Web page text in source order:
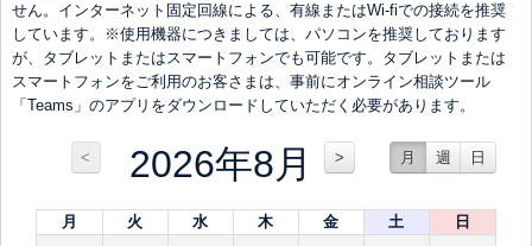
せん。インターネット固定回線による、有線またはWi-fiでの接続を推奨
しています。※使用機器につきましては、パソコンを推奨しております
が、タブレットまたはスマートフォンでも可能です。タブレットまたは
スマートフォンをご利用のお客さまは、事前にオンライン相談ツール
「Teams」のアプリをダウンロードしていただく必要があります。
月 週 日
< 2026年8月 >
月 火 水 木 金 土 日